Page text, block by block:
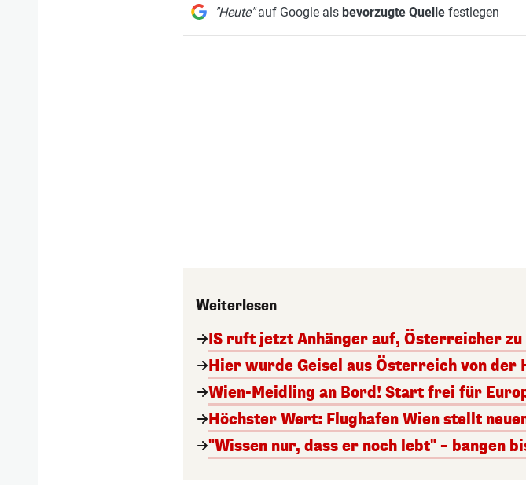
"Heute"auf Google als bevorzugte Quellefestlegen
Weiterlesen
IS ruft jetzt Anhänger auf, Österreicher
Hier wurde Geisel aus Österreich von der
Wien-Meidling an Bord! Start frei für
Höchster Wert: Flughafen Wien stellt
"Wissen nur, dass er noch lebt" – bangen